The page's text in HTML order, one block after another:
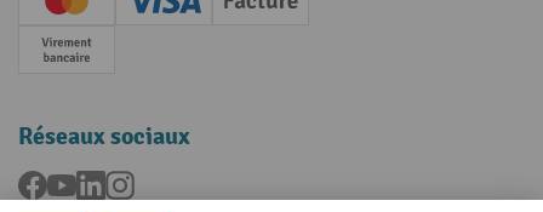
Creditcard (Master)Creditcard (Visa)
Facture
Paiement anticipé
Réseaux sociaux
Facebook
YouTubeLinkedInInstagram